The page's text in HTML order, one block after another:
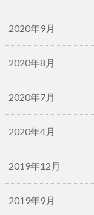
2020年9月
2020年8月
2020年7月
2020年4月
2019年12月
2019年9月